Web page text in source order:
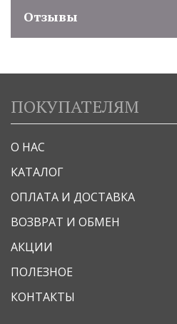
Отзывы
ПОКУПАТЕЛЯМ
О НАС
КАТАЛОГ
ОПЛАТА И ДОСТАВКА
ВОЗВРАТ И ОБМЕН
АКЦИИ
ПОЛЕЗНОЕ
КОНТАКТЫ